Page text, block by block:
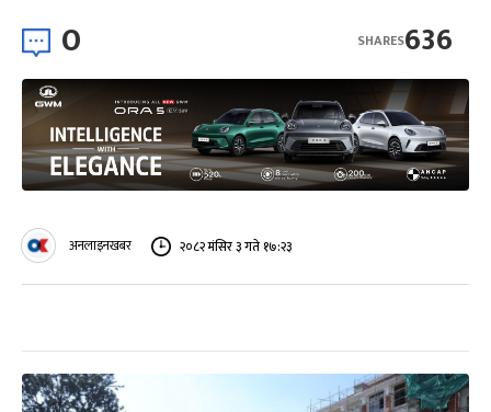
0 636
SHARES
अनलाइनखबर २०८२ मंसिर ३ गते १७:२३